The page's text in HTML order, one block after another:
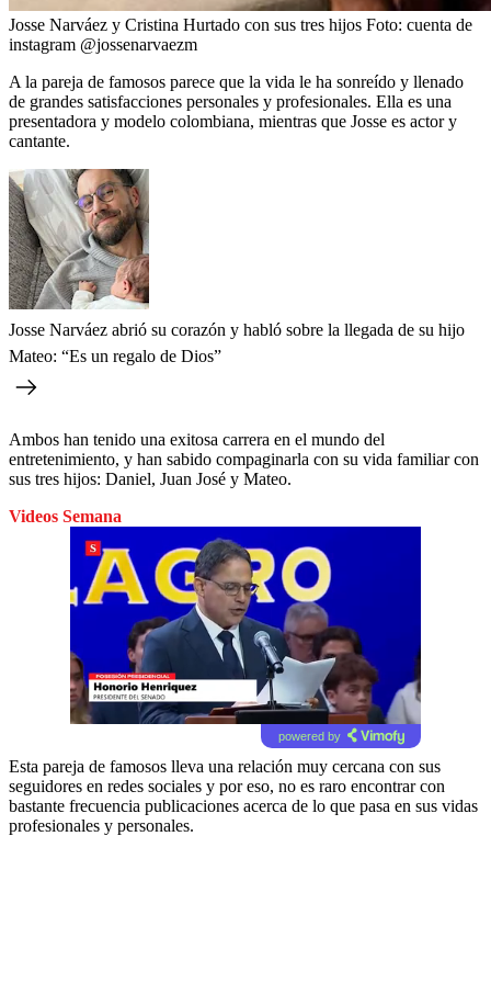
Josse Narváez y Cristina Hurtado con sus tres hijos Foto: cuenta de
instagram @jossenarvaezm
A la pareja de famosos parece que la vida le ha sonreído y llenado
de grandes satisfacciones personales y profesionales. Ella es una
presentadora y modelo colombiana, mientras que Josse es actor y
cantante.
Josse Narváez abrió su corazón y habló sobre la llegada de su hijo
Mateo: “Es un regalo de Dios”
Ambos han tenido una exitosa carrera en el mundo del
entretenimiento, y han sabido compaginarla con su vida familiar con
sus tres hijos: Daniel, Juan José y Mateo.
Videos Semana
powered by
Esta pareja de famosos lleva una relación muy cercana con sus
seguidores en redes sociales y por eso, no es raro encontrar con
bastante frecuencia publicaciones acerca de lo que pasa en sus vidas
profesionales y personales.